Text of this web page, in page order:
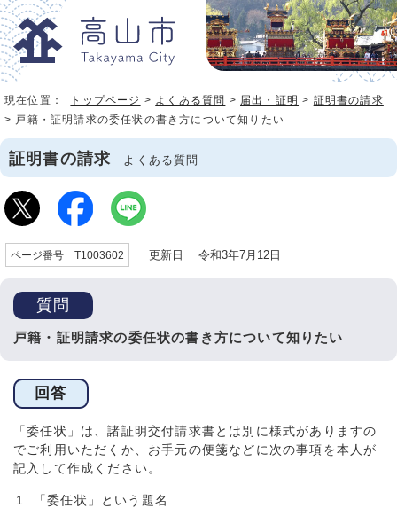
現在位置： トップページ > よくある質問 > 届出・証明 > 証明書の請求
> 戸籍・証明請求の委任状の書き方について知りたい
証明書の請求 よくある質問
ページ番号 T1003602 更新日 令和3年7月12日
質問
戸籍・証明請求の委任状の書き方について知りたい
回答
「委任状」は、諸証明交付請求書とは別に様式がありますの
でご利用いただくか、お手元の便箋などに次の事項を本人が
記入して作成ください。
「委任状」という題名